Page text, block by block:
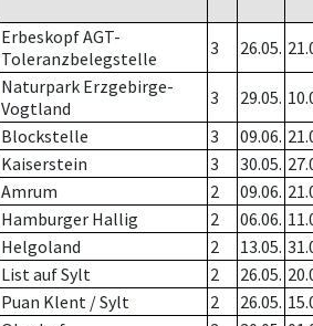
Erbeskopf AGT-
Toleranzbelegstelle
3 26.05.
Naturpark Erzgebirge-
Vogtland
3 29.05.
Blockstelle 3 09.06.
Kaiserstein 3 30.05.
Amrum 2 09.06.
Hamburger Hallig 2 06.06.
Helgoland 2 13.05.
List auf Sylt 2 26.05.
Puan Klent / Sylt 2 26.05.